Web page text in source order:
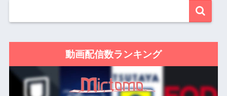
動画配信数ランキング